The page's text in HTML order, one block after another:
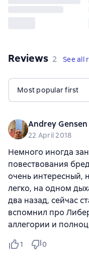
Reviews 2
2 See all
Most popular first
Andrey Gensen
22 April 2018
Немного иногда
повествования
очень интересный,
легко, на одном
два назад, сейчас
вспомнил про
аллегории и
1 0